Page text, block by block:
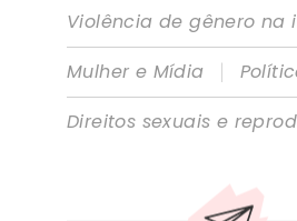
Violência de gênero na
Mulher e Mídia
|
Direitos sexuais e